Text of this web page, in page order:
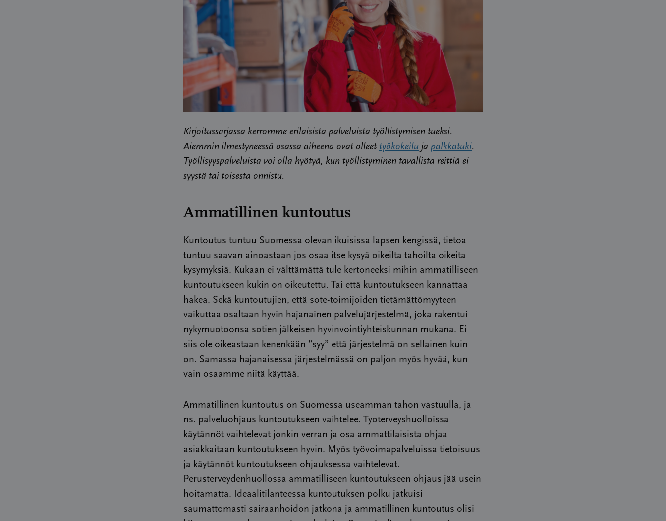
Kirjoitussarjassa kerromme erilaisista palveluista työllistymisen tueksi.
Aiemmin ilmestyneessä osassa aiheena ovat olleet työkokeiluja palkkatuki.
Työllisyyspalveluista voi olla hyötyä, kun työllistyminen tavallista reittiä ei
syystä tai toisesta onnistu.
Ammatillinen kuntoutus
Kuntoutus tuntuu Suomessa olevan ikuisissa lapsen kengissä, tietoa
tuntuu saavan ainoastaan jos osaa itse kysyä oikeilta tahoilta oikeita
kysymyksiä. Kukaan ei välttämättä tule kertoneeksi mihin ammatilliseen
kuntoutukseen kukin on oikeutettu. Tai että kuntoutukseen kannattaa
hakea. Sekä kuntoutujien, että sote-toimijoiden tietämättömyyteen
vaikuttaa osaltaan hyvin hajanainen palvelujärjestelmä, joka rakentui
nykymuotoonsa sotien jälkeisen hyvinvointiyhteiskunnan mukana. Ei
siis ole oikeastaan kenenkään ”syy” että järjestelmä on sellainen kuin
on. Samassa hajanaisessa järjestelmässä on paljon myös hyvää, kun
vain osaamme niitä käyttää.
Ammatillinen kuntoutus on Suomessa useamman tahon vastuulla, ja
ns. palveluohjaus kuntoutukseen vaihtelee. Työterveyshuolloissa
käytännöt vaihtelevat jonkin verran ja osa ammattilaisista ohjaa
asiakkaitaan kuntoutukseen hyvin. Myös työvoimapalveluissa tietoisuus
ja käytännöt kuntoutukseen ohjauksessa vaihtelevat.
Perusterveydenhuollossa ammatilliseen kuntoutukseen ohjaus jää usein
hoitamatta. Ideaalitilanteessa kuntoutuksen polku jatkuisi
saumattomasti sairaanhoidon jatkona ja ammatillinen kuntoutus olisi